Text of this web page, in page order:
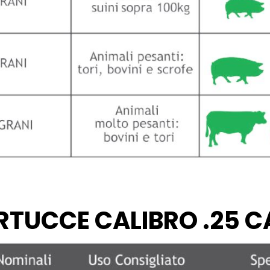
CALIBRO .25